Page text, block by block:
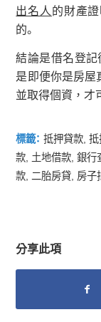
出名人 的財產
的。
結論是借名登記
是即便你是房屋
並取得個資，才
標籤： 抵押貸款,抵
款, 土地借款,銀行
款,二胎房貸, 房子
分享此項